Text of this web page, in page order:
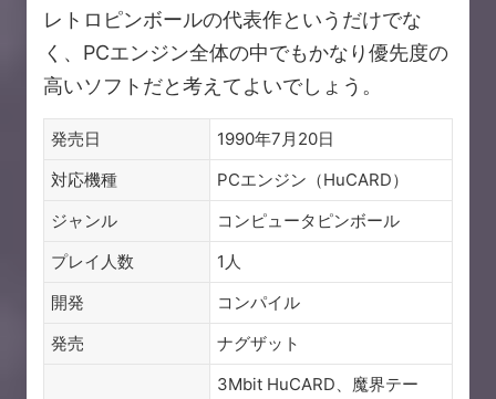
レトロピンボールの代表作というだけでな
く、PCエンジン全体の中でもかなり優先度の
高いソフトだと考えてよいでしょう。
発売日
1990年7月20日
対応機種
PCエンジン（HuCARD）
ジャンル
コンピュータピンボール
プレイ人数
1人
開発
コンパイル
発売
ナグザット
3Mbit HuCARD、魔界テー